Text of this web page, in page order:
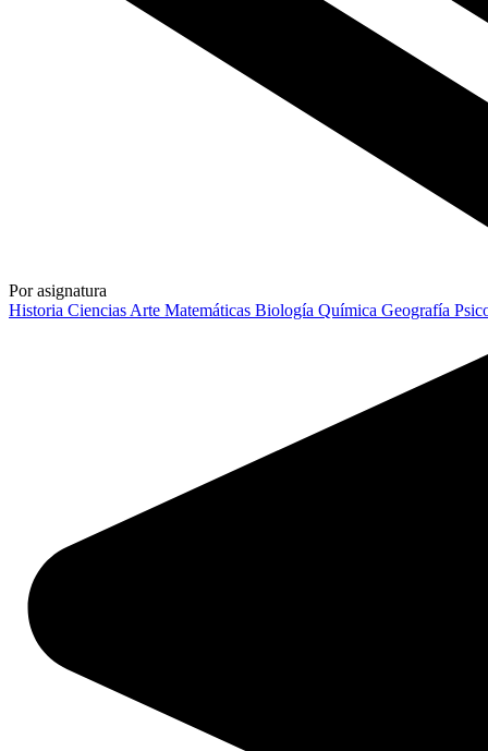
Por asignatura
Historia Ciencias Arte Matemáticas Biología Química Geografía